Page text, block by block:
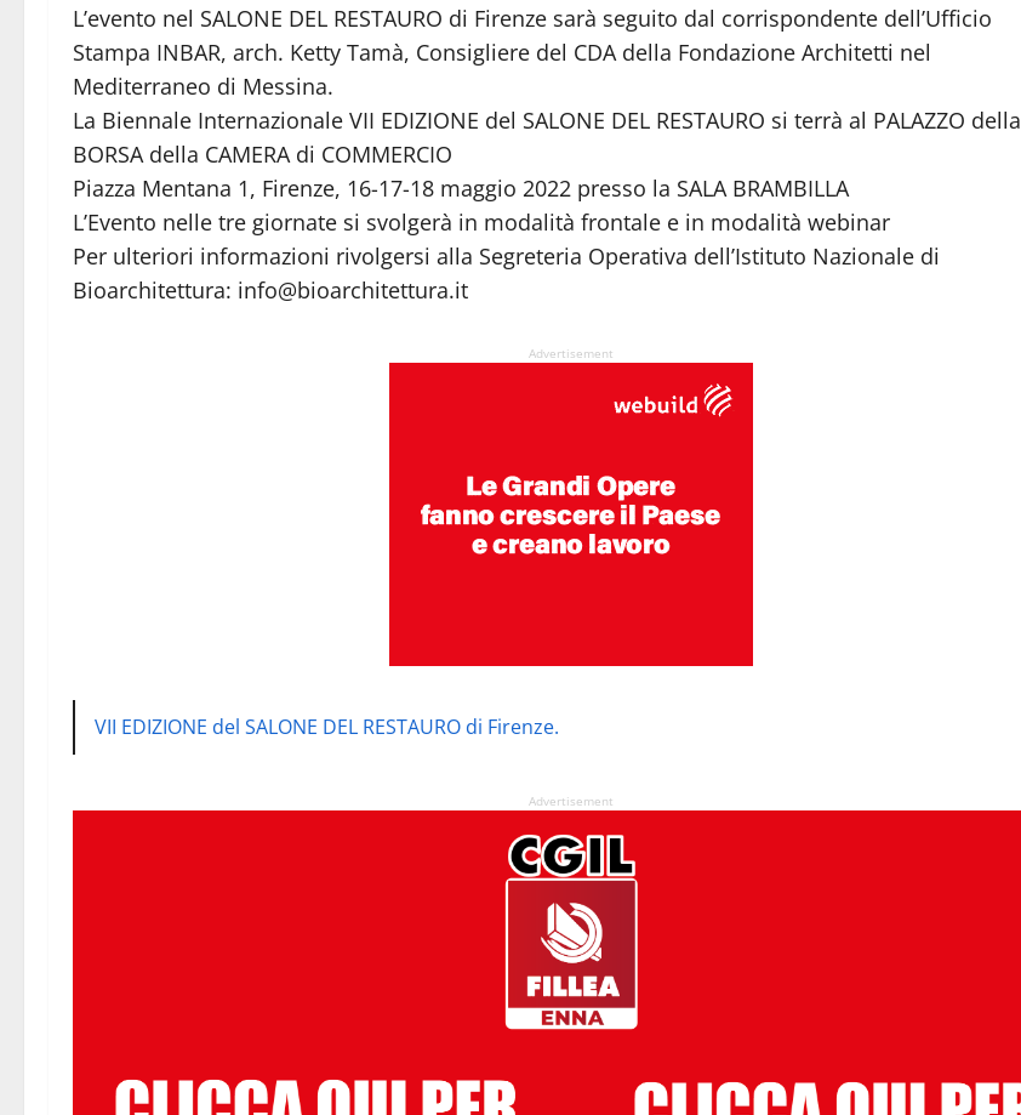
L’evento nel SALONE DEL RESTAURO di Firenze sarà seguito dal corrispondente dell’Ufficio
Stampa INBAR, arch. Ketty Tamà, Consigliere del CDA della Fondazione Architetti nel
Mediterraneo di Messina.
La Biennale Internazionale VII EDIZIONE del SALONE DEL RESTAURO si terrà al PALAZZO della
BORSA della CAMERA di COMMERCIO
Piazza Mentana 1, Firenze, 16-17-18 maggio 2022 presso la SALA BRAMBILLA
L’Evento nelle tre giornate si svolgerà in modalità frontale e in modalità webinar
Per ulteriori informazioni rivolgersi alla Segreteria Operativa dell’Istituto Nazionale di
Bioarchitettura: info@bioarchitettura.it
Advertisement
VII EDIZIONE del SALONE DEL RESTAURO di Firenze.
Advertisement